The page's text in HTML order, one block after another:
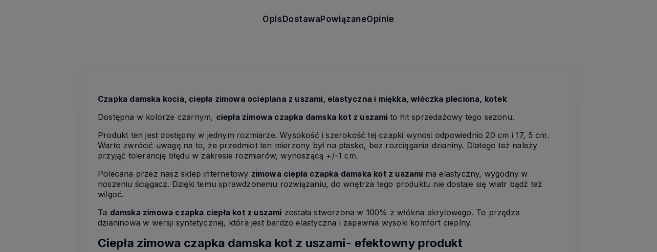
Opis Dostawa PowiązaneOpinie
Czapka damska kocia, ciepła zimowa ocieplana z uszami, elastyczna i miękka, włóczka pleciona, kotek
Dostępna w kolorze czarnym, ciepła zimowa czapka damska kot z uszami to hit sprzedażowy tego sezonu.
Produkt ten jest dostępny w jednym rozmiarze. Wysokość i szerokość tej czapki wynosi odpowiednio 20 cm i 17, 5 cm.
Warto zwrócić uwagę na to, że przedmiot ten mierzony był na płasko, bez rozciągania dzianiny. Dlatego też należy
przyjąć tolerancję błędu w zakresie rozmiarów, wynoszącą +/-1 cm.
Polecana przez nasz sklep internetowy zimowa ciepła czapka damska kot z uszami ma elastyczny, wygodny w
noszeniu ściągacz. Dzięki temu sprawdzonemu rozwiązaniu, do wnętrza tego produktu nie dostaje się wiatr bądź też
wilgoć.
Ta damska zimowa czapka ciepła kot z uszami została stworzona w 100% z włókna akrylowego. To przędza
dzianinowa w wersji syntetycznej, która jest bardzo elastyczna i zapewnia wysoki komfort cieplny.
Ciepła zimowa czapka damska kot z uszami- efektowny produkt